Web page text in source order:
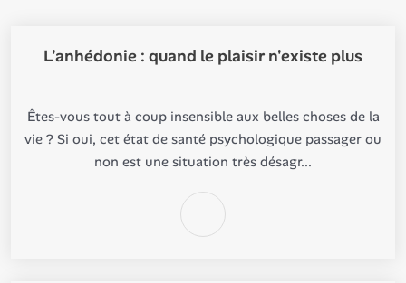
L'anhédonie : quand le plaisir n'existe plus
Êtes-vous tout à coup insensible aux belles choses de la
vie ? Si oui, cet état de santé psychologique passager ou
non est une situation très désagr...